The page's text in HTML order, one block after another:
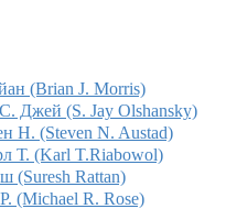
(Brian J. Morris)
Джей (S. Jay Olshansky)
Н. (Steven N. Austad)
Т. (Karl T.Riabowol)
(Suresh Rattan)
(Michael R. Rose)